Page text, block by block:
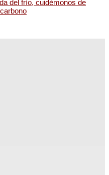
del frío, cuidémonos de